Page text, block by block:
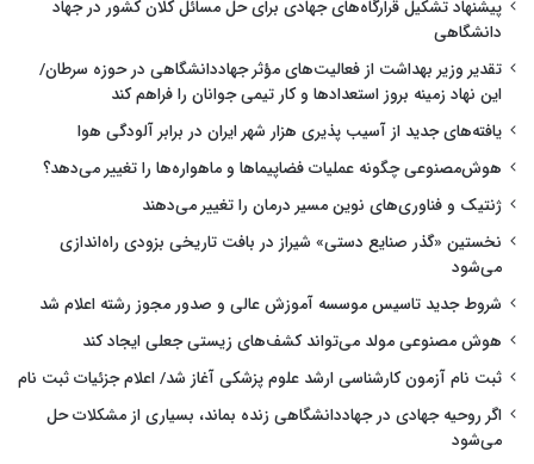
پیشنهاد تشکیل قرارگاه‌های جهادی برای حل مسائل کلان کشور در جهاد
دانشگاهی
تقدیر وزیر بهداشت از فعالیت‌های مؤثر جهاددانشگاهی در حوزه سرطان/
این نهاد زمینه بروز استعدادها و کار تیمی جوانان را فراهم کند
یافته‌های جدید از آسیب پذیری هزار شهر ایران در برابر آلودگی هوا
هوش‌مصنوعی چگونه عملیات فضاپیماها و ماهواره‌ها را تغییر می‌دهد؟
ژنتیک و فناوری‌های نوین مسیر درمان را تغییر می‌دهند
نخستین «گذر صنایع دستی» شیراز در بافت تاریخی بزودی راه‌اندازی
می‌شود
شروط جدید تاسیس موسسه آموزش عالی و صدور مجوز رشته اعلام شد
هوش مصنوعی مولد می‌تواند کشف‌های زیستی جعلی ایجاد کند
ثبت نام آزمون کارشناسی ارشد علوم پزشکی آغاز شد/ اعلام جزئیات ثبت نام
اگر روحیه جهادی در جهاددانشگاهی زنده بماند، بسیاری از مشکلات حل
می‌شود